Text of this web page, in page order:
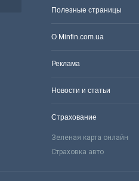
Полезные страницы
О Minfin.com.ua
Реклама
Новости и статьи
Страхование
Зеленая карта онлайн
Страховка авто